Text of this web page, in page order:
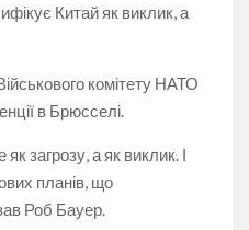
Китай як виклик, а
комітету НАТО
в Брюсселі.
загрозу, а як виклик. І
планів, що
Роб Бауер.